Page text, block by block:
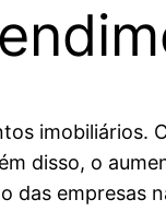
imobiliários.
disso, o
das empresas